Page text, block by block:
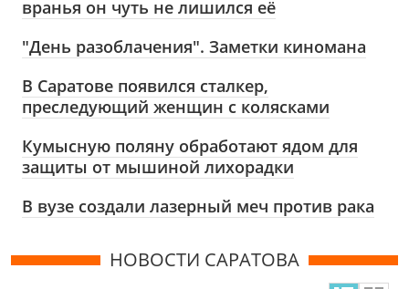
вранья он чуть не лишился её
"День разоблачения". Заметки киномана
В Саратове появился сталкер,
преследующий женщин с колясками
Кумысную поляну обработают ядом для
защиты от мышиной лихорадки
В вузе создали лазерный меч против рака
НОВОСТИ САРАТОВА